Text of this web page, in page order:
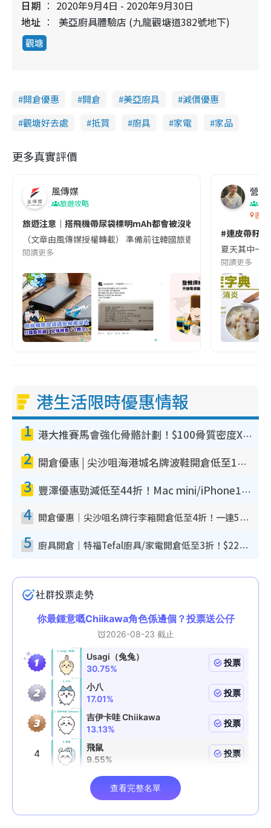
日期
2020年9月4日 - 2020年9月30日
地址
美亞廚具體驗店 (九龍觀塘道382號地下)
觀塘
開倉優惠 開倉 美亞廚具
減價優惠
觀塘好去處
抵買 廚具 家電 家品
更多真實評價
風傳媒
旅遊攻略
旅遊注意｜搭飛機帶尿袋標明mAh都會被沒收😱出發前切記檢查
（文章由風傳媒授權轉載） 準備前往韓國旅遊的民眾，近期要
閱讀更多
營養
香港
#連皮帶籽
夏天其中一
閱讀更多
港生活限時優惠情報
1 港大推賽馬會強化骨骼計劃！$100骨質密度X光檢查 完成免費運動訓練送超市禮券！附參加資格
2 開倉優惠 | 尖沙咀海港城名牌波鞋開倉低至1折！On鞋$899起／Joy&Peace鞋履$98起
3 豐澤優惠勁減低至44折！Mac mini/iPhone17Pro大減價！廚房家電$220起
4 開倉優惠｜尖沙咀名牌行李箱開倉低至4折！一連5日 American Tourister/ace./Hallmark $200起！
5 廚具開倉｜特福Tefal廚具/家電開倉低至3折！$220起買平底鍋/炒鑊/湯煲！電飯煲/吸塵機/燙斗$418起